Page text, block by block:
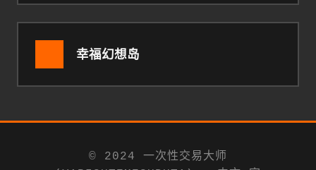
幸福幻想岛
© 2024 一次性交易大师